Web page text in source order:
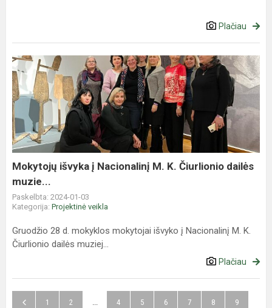
Plačiau
Mokytojų
išvyka
į
Nacionalinį
M.
K.
Čiurlionio
dailės
muzie...
Mokytojų išvyka į Nacionalinį M. K. Čiurlionio dailės
muzie...
Paskelbta: 2024-01-03
Kategorija: Projektinė veikla
Gruodžio 28 d. mokyklos mokytojai išvyko į Nacionalinį M. K.
Čiurlionio dailės muziej...
Plačiau
1 2 ... 4 5 6 7 8 9